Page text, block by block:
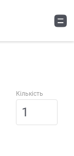
Кількість